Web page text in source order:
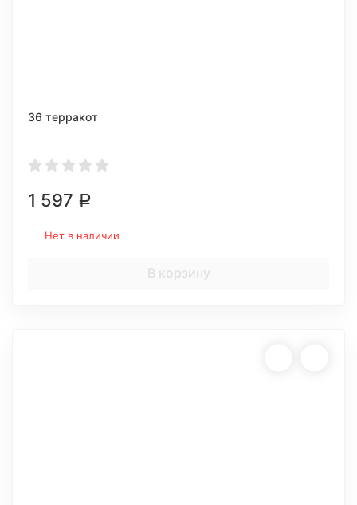
36 терракот
1 597 Р
Нет в наличии
В корзину